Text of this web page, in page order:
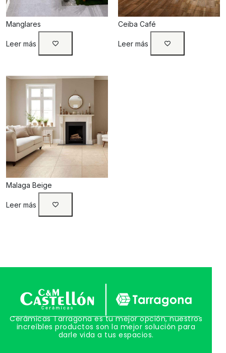
Manglares
Leer más
Ceiba Café
Leer más
Malaga Beige
Leer más
Cerámicas Tarragona es tu mejor opción, nuestros
increíbles productos son la mejor solución para
darle vida a tus espacios.